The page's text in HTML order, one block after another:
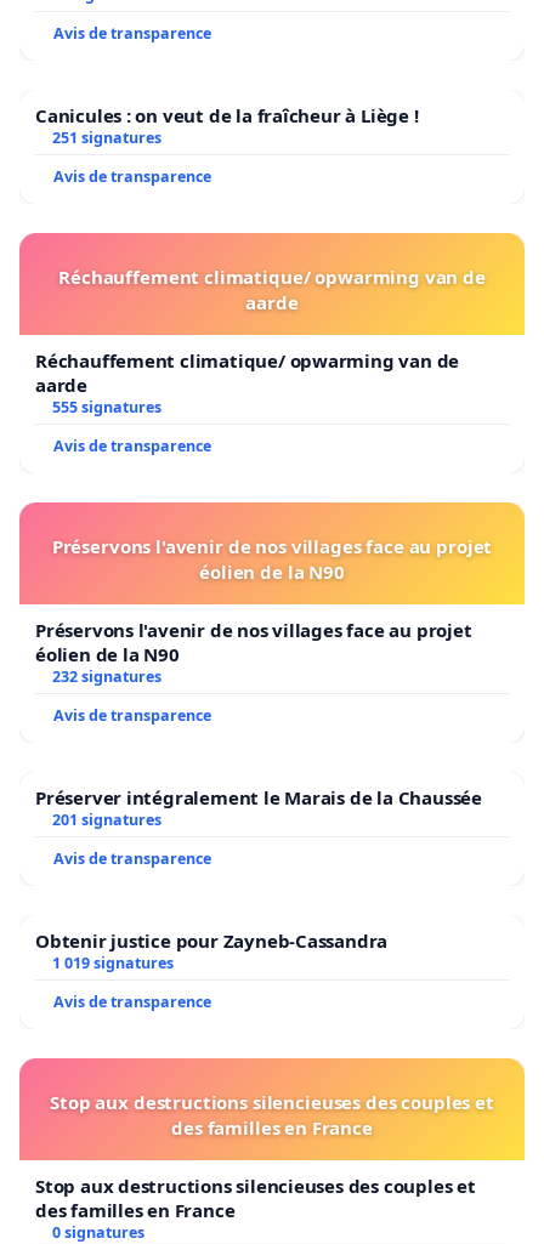
Avis de transparence
Canicules : on veut de la fraîcheur à Liège !
251 signatures
Avis de transparence
Réchauffement climatique/ opwarming van de
aarde
Réchauffement climatique/ opwarming van de
aarde
555 signatures
Avis de transparence
Préservons l'avenir de nos villages face au projet
éolien de la N90
Préservons l'avenir de nos villages face au projet
éolien de la N90
232 signatures
Avis de transparence
Préserver intégralement le Marais de la Chaussée
201 signatures
Avis de transparence
Obtenir justice pour Zayneb-Cassandra
1 019 signatures
Avis de transparence
Stop aux destructions silencieuses des couples et
des familles en France
Stop aux destructions silencieuses des couples et
des familles en France
0 signatures